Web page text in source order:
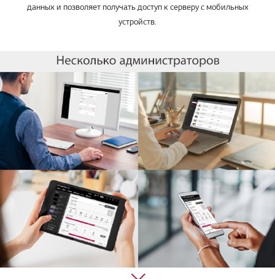
данных и позволяет получать доступ к серверу с мобильных
устройств.